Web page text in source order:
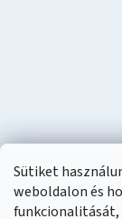
Sütiket
weboldalon és